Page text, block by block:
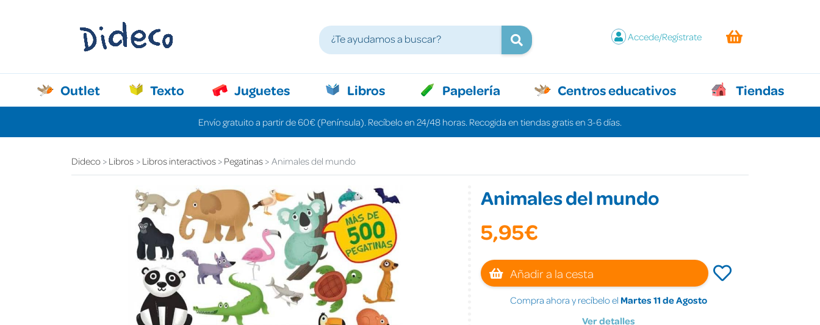
Accede/Regístrate
Outlet Texto Juguetes Libros Papelería Centros educativos Tiendas
Envío gratuito a partir de 60€ (Península). Recíbelo en 24/48 horas. Recogida en tiendas gratis en 3-6 días.
Dideco Libros Libros interactivos Pegatinas Animales del mundo
Animales del mundo
5,95€
Añadir a la cesta
Compra ahora y recíbelo el Martes 11 de Agosto
Ver detalles